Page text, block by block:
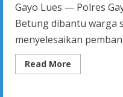
Gayo Lues — Polres
Betung dibantu warga
menyelesaikan
Read More
more